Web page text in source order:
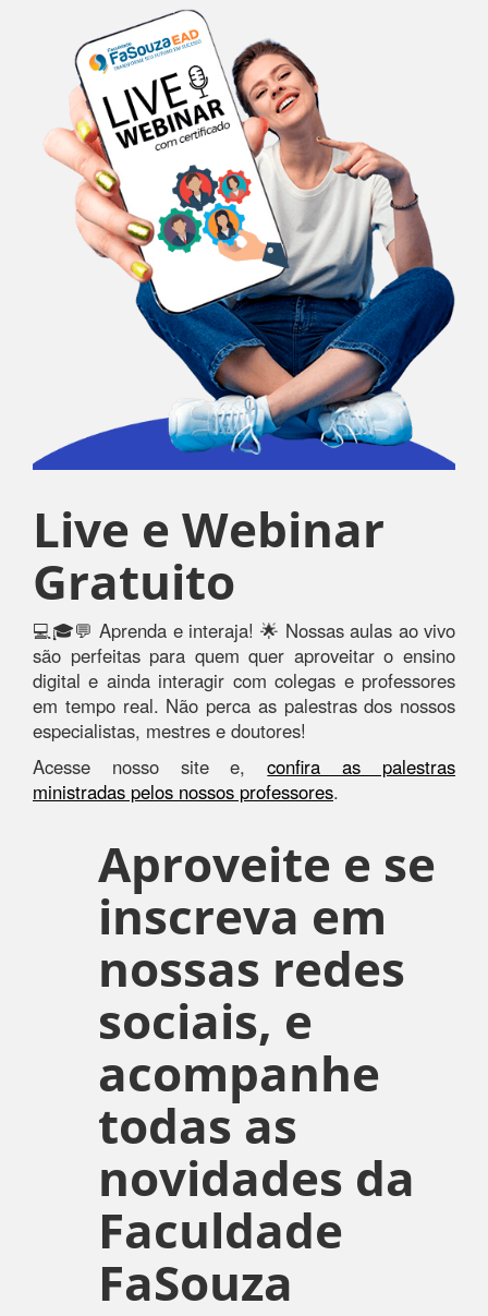
Live e Webinar
Gratuito
💻🎓💬 Aprenda e interaja! 🌟 Nossas aulas ao vivo
são perfeitas para quem quer aproveitar o ensino
digital e ainda interagir com colegas e professores
em tempo real. Não perca as palestras dos nossos
especialistas, mestres e doutores!
Acesse nosso site e,confira as palestras
ministradas pelos nossos professores.
Aproveite e se
inscreva em
nossas redes
sociais, e
acompanhe
todas as
novidades da
Faculdade
FaSouza